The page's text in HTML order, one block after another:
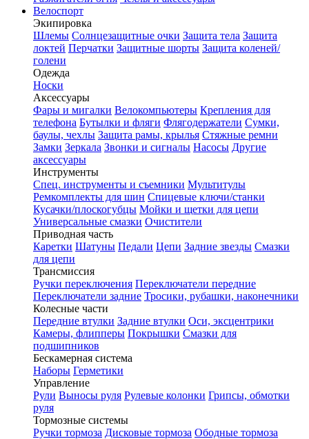
Велоспорт
Экипировка
Шлемы Солнцезащитные очки Защита тела Защита
локтей Перчатки Защитные шорты Защита коленей/
голени
Одежда
Носки
Аксессуары
Фары и мигалки Велокомпьютеры Крепления для
телефона Бутылки и фляги Флягодержатели Сумки,
баулы, чехлы Защита рамы, крылья Стяжные ремни
Замки Зеркала Звонки и сигналы Насосы Другие
аксессуары
Инструменты
Спец. инструменты и съемники Мультитулы
Ремкомплекты для шин Спицевые ключи/станки
Кусачки/плоскогубцы Мойки и щетки для цепи
Универсальные смазки Очистители
Приводная часть
Каретки Шатуны Педали Цепи Задние звезды Смазки
для цепи
Трансмиссия
Ручки переключения Переключатели передние
Переключатели задние Тросики, рубашки, наконечники
Колесные части
Передние втулки Задние втулки Оси, эксцентрики
Камеры, флипперы Покрышки Смазки для
подшипников
Бескамерная система
Наборы Герметики
Управление
Рули Выносы руля Рулевые колонки Грипсы, обмотки
руля
Тормозные системы
Ручки тормоза Дисковые тормоза Ободные тормоза